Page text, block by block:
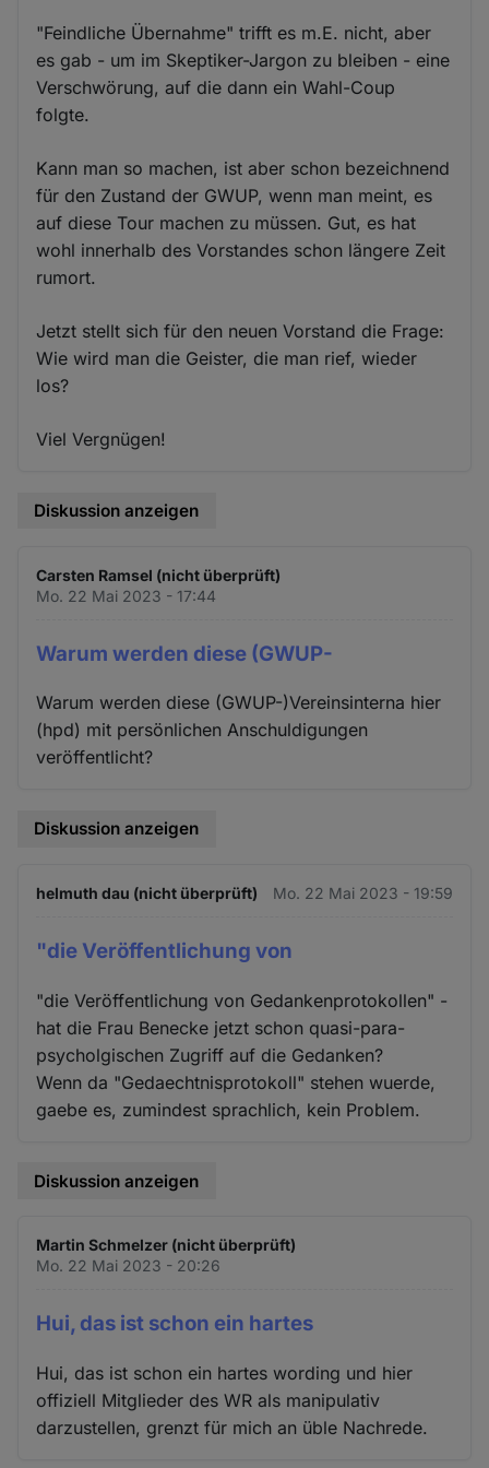
"Feindliche Übernahme" trifft es m.E. nicht, aber
es gab - um im Skeptiker-Jargon zu bleiben - eine
Verschwörung, auf die dann ein Wahl-Coup
folgte.
Kann man so machen, ist aber schon bezeichnend
für den Zustand der GWUP, wenn man meint, es
auf diese Tour machen zu müssen. Gut, es hat
wohl innerhalb des Vorstandes schon längere Zeit
rumort.
Jetzt stellt sich für den neuen Vorstand die Frage:
Wie wird man die Geister, die man rief, wieder
los?
Viel Vergnügen!
Diskussion anzeigen
Carsten Ramsel (nicht überprüft)
Mo. 22 Mai 2023 - 17:44
Warum werden diese (GWUP-
Warum werden diese (GWUP-)Vereinsinterna hier
(hpd) mit persönlichen Anschuldigungen
veröffentlicht?
Diskussion anzeigen
helmuth dau (nicht überprüft) Mo. 22 Mai 2023 - 19:59
"die Veröffentlichung von
"die Veröffentlichung von Gedankenprotokollen" -
hat die Frau Benecke jetzt schon quasi-para-
psycholgischen Zugriff auf die Gedanken?
Wenn da "Gedaechtnisprotokoll" stehen wuerde,
gaebe es, zumindest sprachlich, kein Problem.
Diskussion anzeigen
Martin Schmelzer (nicht überprüft)
Mo. 22 Mai 2023 - 20:26
Hui, das ist schon ein hartes
Hui, das ist schon ein hartes wording und hier
offiziell Mitglieder des WR als manipulativ
darzustellen, grenzt für mich an üble Nachrede.